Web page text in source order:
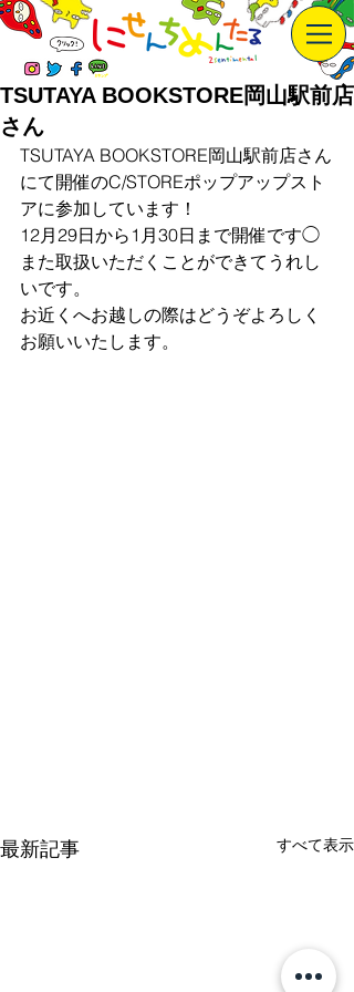
TSUTAYA BOOKSTORE岡山駅前店
さん
TSUTAYA BOOKSTORE岡山駅前店さん
にて開催のC/STOREポップアップスト
アに参加しています！
12月29日から1月30日まで開催です◯
また取扱いただくことができてうれし
いです。
お近くへお越しの際はどうぞよろしく
お願いいたします。
最新記事 すべて表示